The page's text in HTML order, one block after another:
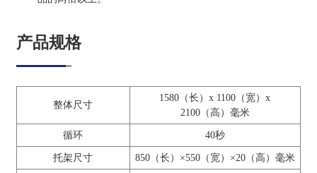
产品规格
整体尺寸
1580（长）x 1100（宽）x
2100（高）毫米
循环 40秒
托架尺寸 850（长）×550（宽）×20（高）毫米